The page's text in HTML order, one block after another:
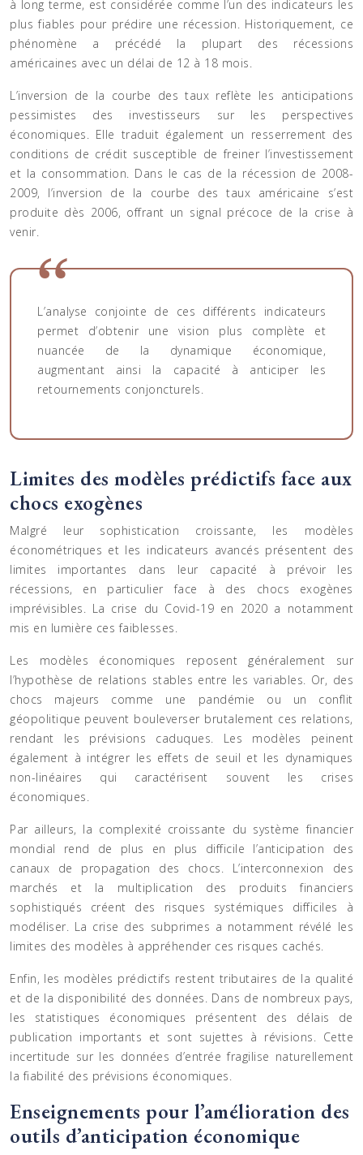
à long terme, est considérée comme l’un des indicateurs les
plus fiables pour prédire une récession. Historiquement, ce
phénomène a précédé la plupart des récessions
américaines avec un délai de 12 à 18 mois.
L’inversion de la courbe des taux reflète les anticipations
pessimistes des investisseurs sur les perspectives
économiques. Elle traduit également un resserrement des
conditions de crédit susceptible de freiner l’investissement
et la consommation. Dans le cas de la récession de 2008-
2009, l’inversion de la courbe des taux américaine s’est
produite dès 2006, offrant un signal précoce de la crise à
venir.
L’analyse conjointe de ces différents indicateurs
permet d’obtenir une vision plus complète et
nuancée de la dynamique économique,
augmentant ainsi la capacité à anticiper les
retournements conjoncturels.
Limites des modèles prédictifs face aux
chocs exogènes
Malgré leur sophistication croissante, les modèles
économétriques et les indicateurs avancés présentent des
limites importantes dans leur capacité à prévoir les
récessions, en particulier face à des chocs exogènes
imprévisibles. La crise du Covid-19 en 2020 a notamment
mis en lumière ces faiblesses.
Les modèles économiques reposent généralement sur
l’hypothèse de relations stables entre les variables. Or, des
chocs majeurs comme une pandémie ou un conflit
géopolitique peuvent bouleverser brutalement ces relations,
rendant les prévisions caduques. Les modèles peinent
également à intégrer les effets de seuil et les dynamiques
non-linéaires qui caractérisent souvent les crises
économiques.
Par ailleurs, la complexité croissante du système financier
mondial rend de plus en plus difficile l’anticipation des
canaux de propagation des chocs. L’interconnexion des
marchés et la multiplication des produits financiers
sophistiqués créent des risques systémiques difficiles à
modéliser. La crise des subprimes a notamment révélé les
limites des modèles à appréhender ces risques cachés.
Enfin, les modèles prédictifs restent tributaires de la qualité
et de la disponibilité des données. Dans de nombreux pays,
les statistiques économiques présentent des délais de
publication importants et sont sujettes à révisions. Cette
incertitude sur les données d’entrée fragilise naturellement
la fiabilité des prévisions économiques.
Enseignements pour l’amélioration des
outils d’anticipation économique